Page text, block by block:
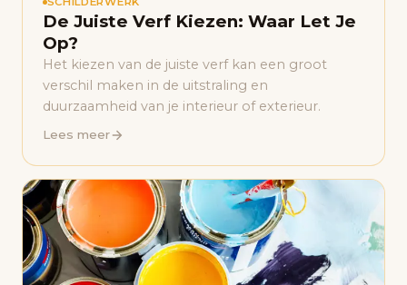
De Juiste Verf Kiezen: Waar Let Je
Op?
Het kiezen van de juiste verf kan een groot
verschil maken in de uitstraling en
duurzaamheid van je interieur of exterieur.
Lees meer